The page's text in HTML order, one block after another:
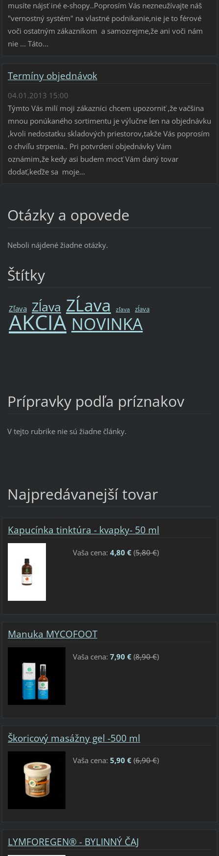
musíte nájsť iné e-shopy..Poprosím Vás nezneužívajte náš
"vernostný systém" na vlastné podnikanie,nie je to férové
voči ostatným zákazníkom a samozrejme,že ani voči nám
nie ... Táto...
Termíny objednávok
04.01.2013 15:00
Týmto Vás milí moji zákazníci chcem upozorniť ,že vačšina
mnou ponúkaného sortimentu je výlučne len na objednávku
,kvoli nedostatku skladových priestorov,takže Vás poprosím
o chvíľu strpenia.. Pri potvrdení objednávky Vám
oznámim,že kedy asi budem mocť Vám daný tovar
dodať,keďže sa moje...
Otázky a opovede
Neboli nájdené žiadne otázky.
Štítky
Zľava Zĺava ZĹava zľava zĺava
AKCIA NOVINKA
Prípravky podľa príznakov
V tejto rubrike nie sú žiadne články.
Najpredávanejší tovar
Kapucínka tinktúra - kvapky- 50 ml
Vaša cena: 4,80 €(5,80 €)
Manuka MYCOFOOT
Vaša cena: 7,90 €(8,90 €)
Škoricový masážny gel -500 ml
Vaša cena: 5,90 €(6,90 €)
LYMFOREGEN® - BYLINNÝ ČAJ